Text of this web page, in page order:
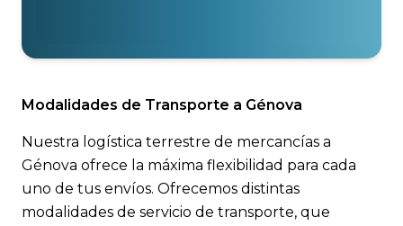
Modalidades de Transporte a Génova
Nuestra logística terrestre de mercancías a
Génova ofrece la máxima flexibilidad para cada
uno de tus envíos. Ofrecemos distintas
modalidades de servicio de transporte, que